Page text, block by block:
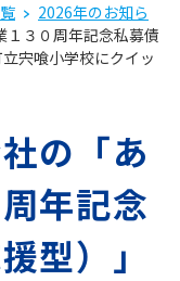
2026年のお知ら
１３０周年記念私募債
宍喰小学校にクイッ
の「あ
年記念
型）」